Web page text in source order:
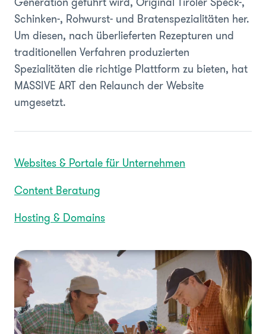
Schinken-, Rohwurst- und Bratenspezialitäten her.
Um diesen, nach überlieferten Rezepturen und
traditionellen Verfahren produzierten
Spezialitäten die richtige Plattform zu bieten, hat
MASSIVE ART den Relaunch der Website
umgesetzt.
Websites & Portale für Unternehmen
Content Beratung
Hosting & Domains